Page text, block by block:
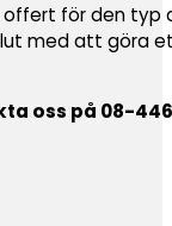
för den typ
med att göra
oss på 08-